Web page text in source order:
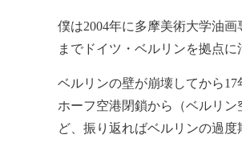
僕は2004年に多摩美術大学油
までドイツ・ベルリンを拠点に
ベルリンの壁が崩壊してから
ホーフ空港閉鎖から（ベルリ
ど、振り返ればベルリンの過度